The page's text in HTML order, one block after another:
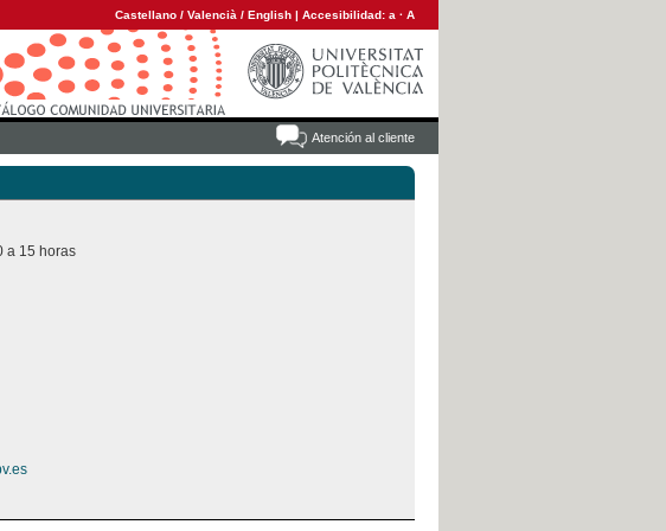
Castellano / Valencià / English | Accesibilidad: a · A
Atención al cliente
a 15 horas